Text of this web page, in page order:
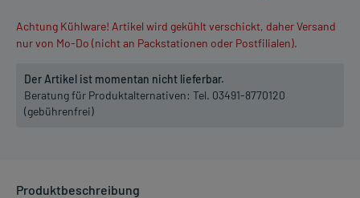
Achtung Kühlware! Artikel wird gekühlt verschickt, daher Versand
nur von Mo-Do (nicht an Packstationen oder Postfilialen).
Der Artikel ist momentan nicht lieferbar.
Beratung für Produktalternativen: Tel. 03491-8770120
(gebührenfrei)
Produktbeschreibung